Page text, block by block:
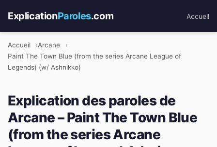
ExplicationParoles.com Accueil
Accueil
Arcane
Paint The Town Blue (from the series Arcane League of
Legends) (w/ Ashnikko)
Explication des paroles de
Arcane – Paint The Town Blue
(from the series Arcane